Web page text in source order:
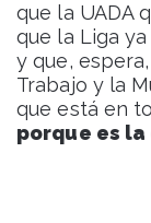
que la UADA
que la Liga
y que,
Trabajo y la
que está en
porque es